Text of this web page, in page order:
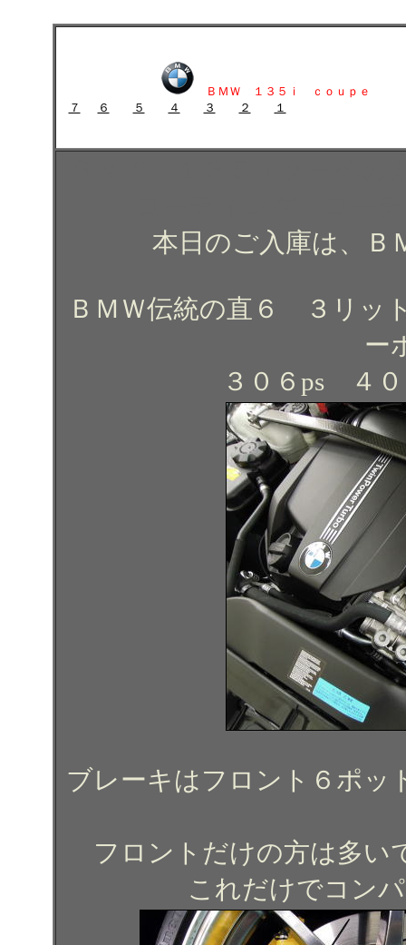
ＢＭＷ １３５ｉ ｃｏｕｐｅ
７
６ ５ ４ ３ ２ １
本日のご入庫は、
ＢＭＷ伝統の直６ ３リッ
ー
３０６ps ４
ブレーキはフロント６ポッ
フロントだけの方は多い
これだけでコン